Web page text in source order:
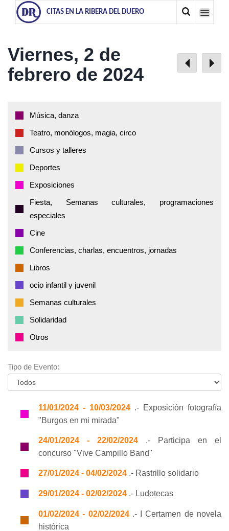
CITAS EN LA RIBERA DEL DUERO
Viernes, 2 de
febrero de 2024
Música, danza
Teatro, monólogos, magia, circo
Cursos y talleres
Deportes
Exposiciones
Fiesta, Semanas culturales, programaciones
especiales
Cine
Conferencias, charlas, encuentros, jornadas
Libros
ocio infantil y juvenil
Semanas culturales
Solidaridad
Otros
Tipo de Evento:
11/01/2024 - 10/03/2024 .- Exposición fotografía
"Burgos en mi mirada"
24/01/2024 - 22/02/2024 .- Participa en el
concurso "Vive Campillo Band"
27/01/2024 - 04/02/2024 .- Rastrillo solidario
29/01/2024 - 02/02/2024 .- Ludotecas
01/02/2024 - 02/02/2024.- I Certamen de novela
histórica